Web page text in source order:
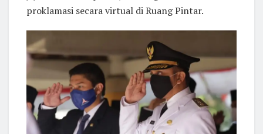
proklamasi secara virtual di Ruang Pintar.